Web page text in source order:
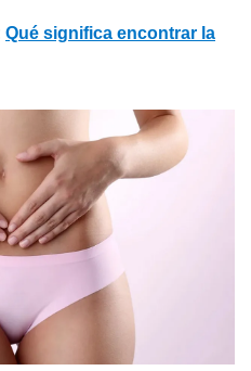
Qué significa encontrar la